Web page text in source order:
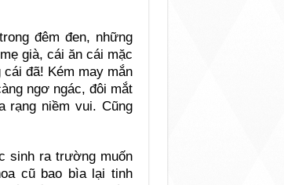
đêm đen, những
già, cái ăn cái mặc
đã! Kém may mắn
ngơ ngác, đôi mắt
rạng niềm vui. Cũng
sinh ra trường muốn
cũ bao bìa lại tinh